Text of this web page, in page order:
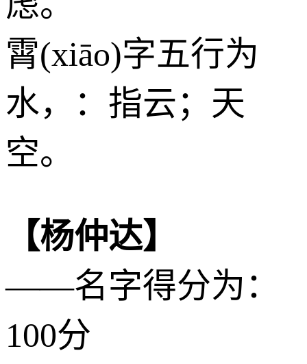
霄(xiāo)字五行为
水，：指云；天
空。
【杨仲达】
——名字得分为：
100分